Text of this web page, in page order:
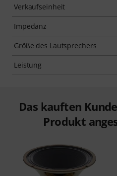
Verkaufseinheit
Impedanz
Größe des Lautsprechers
Leistung
Das kauften
Produkt